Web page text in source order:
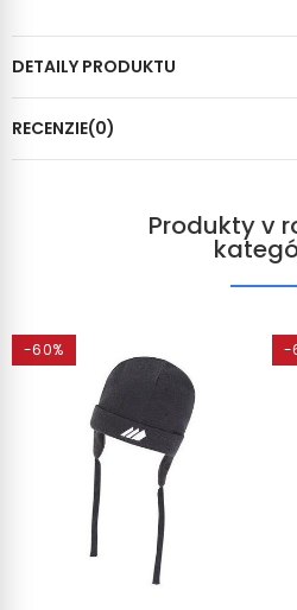
DETAILY PRODUKTU
RECENZIE(0)
Produkty v
-60% -